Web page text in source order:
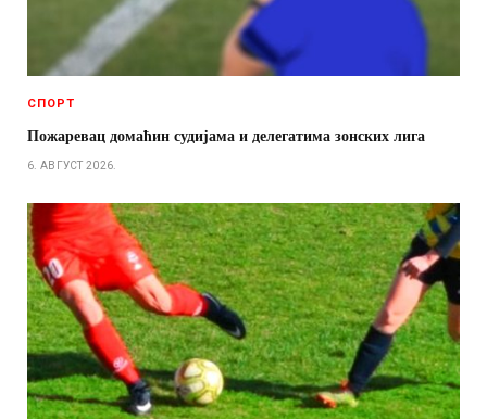
СПОРТ
Пожаревац домаћин судијама и делегатима зонских лига
6. АВГУСТ 2026.